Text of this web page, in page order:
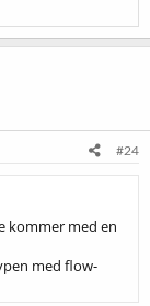
#24
kommer med en
med flow-